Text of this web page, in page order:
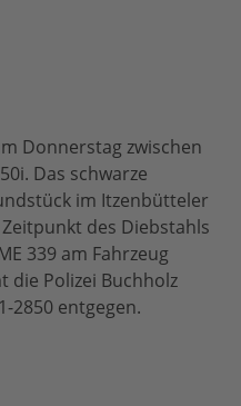
Donnerstag zwischen
Das schwarze
im Itzenbütteler
des Diebstahls
339 am Fahrzeug
die Polizei Buchholz
2850 entgegen.